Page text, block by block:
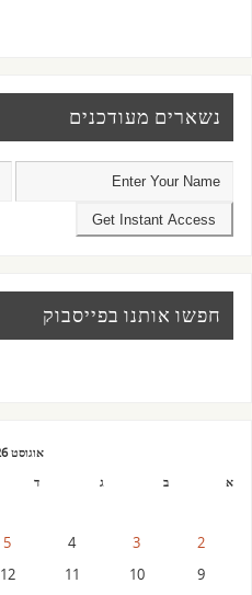
נשארים מעודכנים
חפשו אותנו בפייסבוק
אוגוסט 2026
א
ב ג ד
2
3
4
5
9
10
11
12